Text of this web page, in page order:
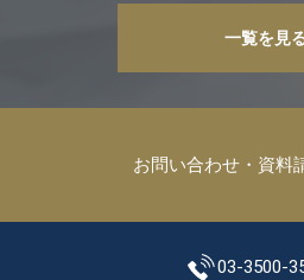
一覧を見
お問い合わせ・資料
03-3500-